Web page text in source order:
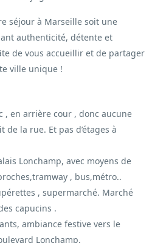
séjour à Marseille soit une
authenticité, détente et
de vous accueillir et de partager
ville unique !
, en arrière cour , donc aucune
la rue. Et pas d’étages à
Lonchamp, avec moyens de
, bus,métro..
, supermarché. Marché
capucins .
ambiance festive vers le
Lonchamp.